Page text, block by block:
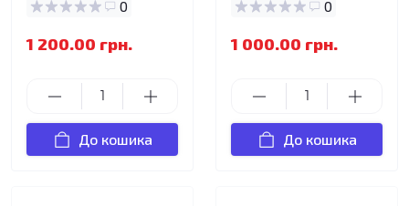
0
1 200.00 грн.
До кошика
0
1 000.00 грн.
До кошика